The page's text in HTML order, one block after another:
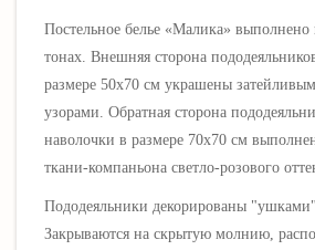
Постельное белье «Малика» выполнено
тонах. Внешняя сторона
размере 50х70 см украшены
узорами. Обратная сторона
наволочки в размере 70х70 см
ткани-компаньона светло-розового
Пододеяльники декорированы
Закрываются на скрытую молнию,